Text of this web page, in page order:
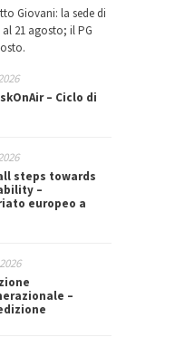
Giovani: la sede di
21 agosto; il PG
– Ciclo di
steps towards
–
europeo a
–